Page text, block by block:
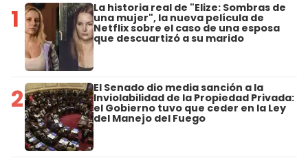
1 La historia real de "Elize: Sombras de
una mujer", la nueva película de
Netflix sobre el caso de una esposa
que descuartizó a su marido
2 El Senado dio media sanción a la
Inviolabilidad de la Propiedad Privada:
el Gobierno tuvo que ceder en la Ley
del Manejo del Fuego